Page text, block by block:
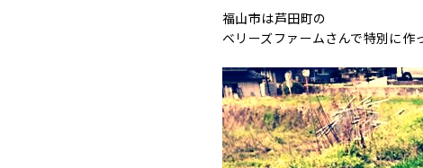
福山市は芦田町の
ベリーズファームさんで特別に作